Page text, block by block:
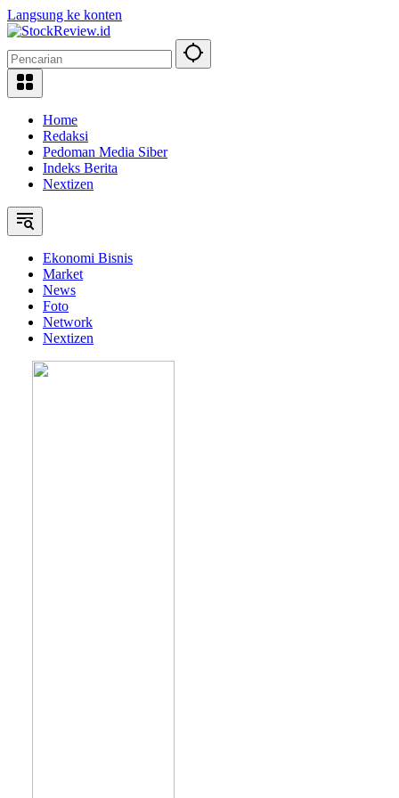
Langsung ke konten
Home
Redaksi
Pedoman Media Siber
Indeks Berita
Nextizen
Ekonomi Bisnis
Market
News
Foto
Network
Nextizen